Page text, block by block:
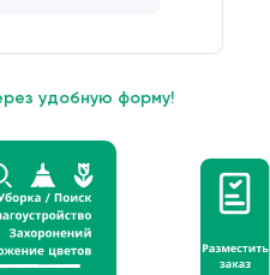
удобную форму!